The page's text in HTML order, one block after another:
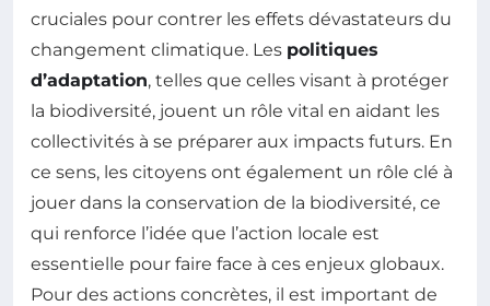
cruciales pour contrer les effets dévastateurs du
changement climatique. Les politiques
d’adaptation, telles que celles visant à protéger
la biodiversité, jouent un rôle vital en aidant les
collectivités à se préparer aux impacts futurs. En
ce sens, les citoyens ont également un rôle clé à
jouer dans la conservation de la biodiversité, ce
qui renforce l’idée que l’action locale est
essentielle pour faire face à ces enjeux globaux.
Pour des actions concrètes, il est important de